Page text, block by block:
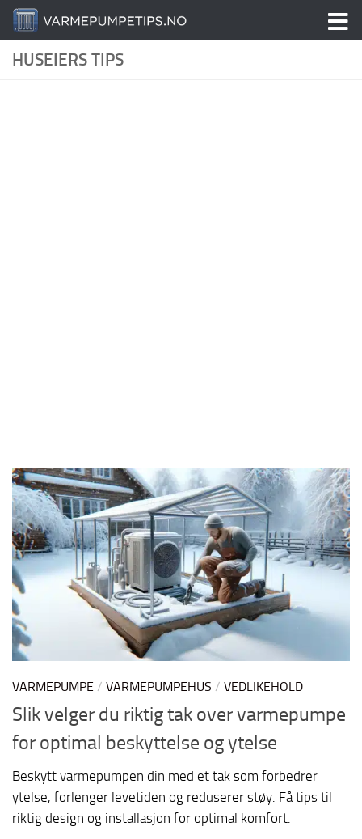
Skip to content
HUSEIERS TIPS
VARMEPUMPE / VARMEPUMPEHUS / VEDLIKEHOLD
Slik velger du riktig tak over varmepumpe
for optimal beskyttelse og ytelse
Beskytt varmepumpen din med et tak som forbedrer
ytelse, forlenger levetiden og reduserer støy. Få tips til
riktig design og installasjon for optimal komfort.